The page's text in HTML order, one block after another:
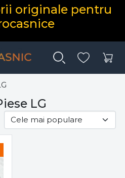
originale pentru
LG